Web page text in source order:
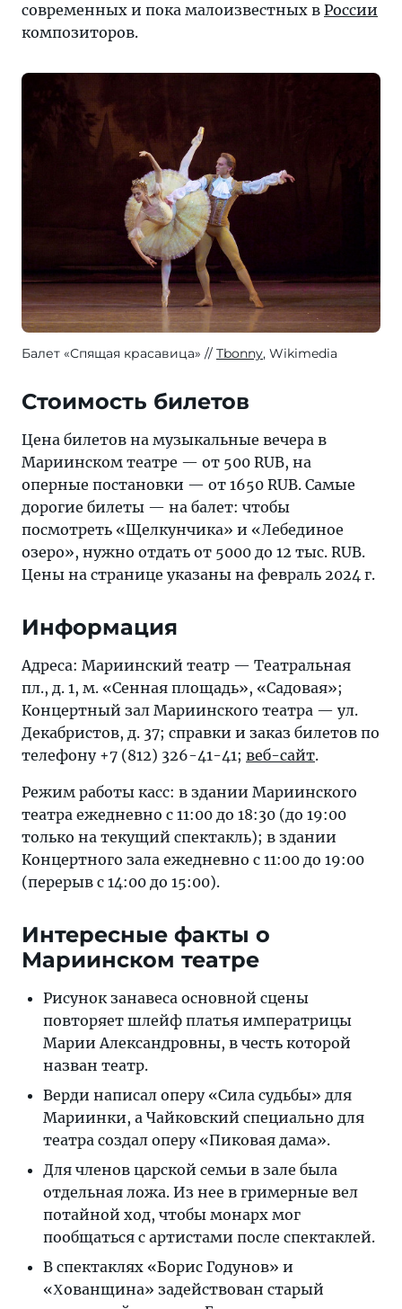
современных и пока малоизвестных в России
композиторов.
Балет «Спящая красавица» Tbonny, Wikimedia
Стоимость билетов
Цена билетов на музыкальные вечера в
Мариинском театре — от 500 RUB, на
оперные постановки — от 1650 RUB. Самые
дорогие билеты — на балет: чтобы
посмотреть «Щелкунчика» и «Лебединое
озеро», нужно отдать от 5000 до 12 тыс. RUB.
Цены на странице указаны на февраль 2024 г.
Информация
Адреса: Мариинский театр — Театральная
пл., д. 1, м. «Сенная площадь», «Садовая»;
Концертный зал Мариинского театра — ул.
Декабристов, д. 37; справки и заказ билетов по
телефону +7 (812) 326-41-41; веб-сайт.
Режим работы касс: в здании Мариинского
театра ежедневно с 11:00 до 18:30 (до 19:00
только на текущий спектакль); в здании
Концертного зала ежедневно с 11:00 до 19:00
(перерыв с 14:00 до 15:00).
Интересные факты о
Мариинском театре
Рисунок занавеса основной сцены
повторяет шлейф платья императрицы
Марии Александровны, в честь которой
назван театр.
Верди написал оперу «Сила судьбы» для
Мариинки, а Чайковский специально для
театра создал оперу «Пиковая дама».
Для членов царской семьи в зале была
отдельная ложа. Из нее в гримерные вел
потайной ход, чтобы монарх мог
пообщаться с артистами после спектаклей.
В спектаклях «Борис Годунов» и
«Χовaнщинa» задействован старый